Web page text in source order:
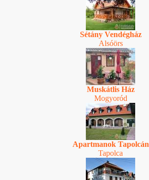
Sétány Vendégház
Alsóörs
Muskátlis Ház
Mogyoród
Apartmanok Tapolcán
Tapolca